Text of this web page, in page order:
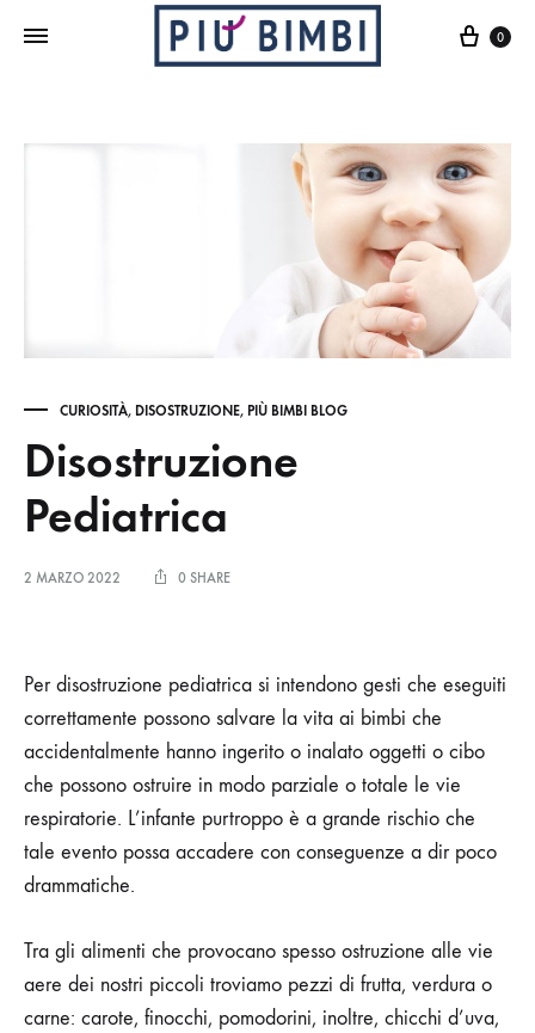
Cart
0
CURIOSITÀ, DISOSTRUZIONE, PIÙ BIMBI BLOG
Disostruzione
Pediatrica
2 MARZO 2022 0 SHARE
Per disostruzione pediatrica si intendono gesti che eseguiti
correttamente possono salvare la vita ai bimbi che
accidentalmente hanno ingerito o inalato oggetti o cibo
che possono ostruire in modo parziale o totale le vie
respiratorie. L’infante purtroppo è a grande rischio che
tale evento possa accadere con conseguenze a dir poco
drammatiche.
Tra gli alimenti che provocano spesso ostruzione alle vie
aere dei nostri piccoli troviamo pezzi di frutta, verdura o
carne: carote, finocchi, pomodorini, inoltre, chicchi d’uva,